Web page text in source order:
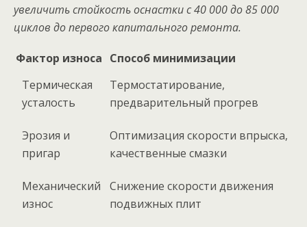
увеличить стойкость оснастки с 40 000 до 85 000
циклов до первого капитального ремонта.
Фактор износа Способ минимизации
Термическая
усталость
Термостатирование,
предварительный прогрев
Эрозия и
пригар
Оптимизация скорости впрыска,
качественные смазки
Механический
износ
Снижение скорости движения
подвижных плит